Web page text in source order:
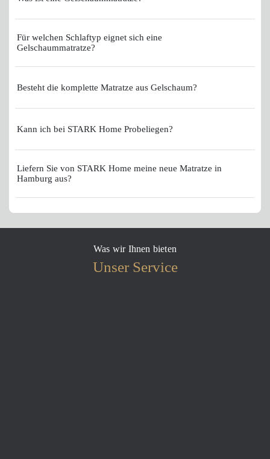
Für welchen Schlaftyp eignet sich eine
Gelschaummatratze?
Besteht die komplette Matratze aus Gelschaum?
Kann ich bei STARK Home Probeliegen?
Liefern Sie von STARK Home meine neue Matratze in
Hamburg aus?
Was wir Ihnen bieten
Unser Service